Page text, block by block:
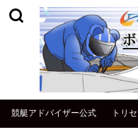
競艇アドバイザー公式 トリ